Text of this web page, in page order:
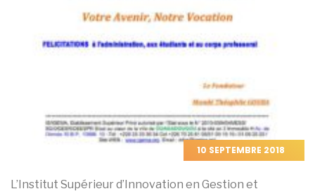
10 SEPTEMBRE 2018
L’Institut Supérieur d’Innovation en Gestion et